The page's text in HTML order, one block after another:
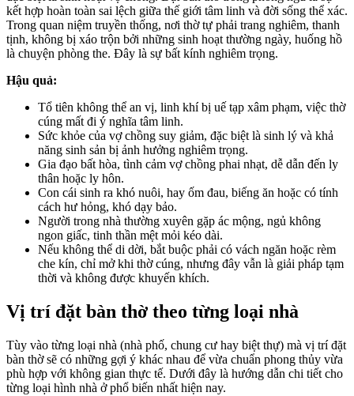
kết hợp hoàn toàn sai lệch giữa thế giới tâm linh và đời sống thể xác.
Trong quan niệm truyền thống, nơi thờ tự phải trang nghiêm, thanh
tịnh, không bị xáo trộn bởi những sinh hoạt thường ngày, huống hồ
là chuyện phòng the. Đây là sự bất kính nghiêm trọng.
Hậu quả:
Tổ tiên không thể an vị, linh khí bị uế tạp xâm phạm, việc thờ
cúng mất đi ý nghĩa tâm linh.
Sức khỏe của vợ chồng suy giảm, đặc biệt là sinh lý và khả
năng sinh sản bị ảnh hưởng nghiêm trọng.
Gia đạo bất hòa, tình cảm vợ chồng phai nhạt, dễ dẫn đến ly
thân hoặc ly hôn.
Con cái sinh ra khó nuôi, hay ốm đau, biếng ăn hoặc có tính
cách hư hỏng, khó dạy bảo.
Người trong nhà thường xuyên gặp ác mộng, ngủ không
ngon giấc, tinh thần mệt mỏi kéo dài.
Nếu không thể di dời, bắt buộc phải có vách ngăn hoặc rèm
che kín, chỉ mở khi thờ cúng, nhưng đây vẫn là giải pháp tạm
thời và không được khuyến khích.
Vị trí đặt bàn thờ theo từng loại nhà
Tùy vào từng loại nhà (nhà phố, chung cư hay biệt thự) mà vị trí đặt
bàn thờ sẽ có những gợi ý khác nhau để vừa chuẩn phong thủy vừa
phù hợp với không gian thực tế. Dưới đây là hướng dẫn chi tiết cho
từng loại hình nhà ở phổ biến nhất hiện nay.